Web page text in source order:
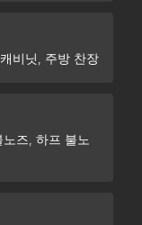
비닛, 주방 찬장
즈, 하프 불노